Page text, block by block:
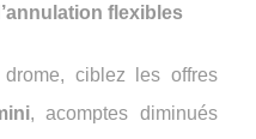
flexibles
ciblez les offres
, acomptes diminués